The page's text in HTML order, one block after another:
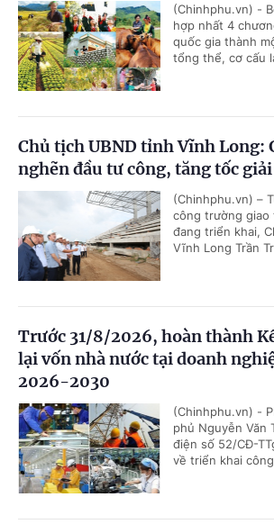
(Chinhphu.vn) -
hợp nhất 4
quốc gia thành
tổng thể, cơ cấu
Chủ tịch UBND tỉnh Vĩnh Long:
nghẽn đầu tư công, tăng tốc
(Chinhphu.vn) –
công trường giao
đang triển khai,
Vĩnh Long Trần
Trước 31/8/2026, hoàn thành
lại vốn nhà nước tại doanh
2026-2030
(Chinhphu.vn) -
phủ Nguyễn Văn
điện số 52/CĐ-
về triển khai